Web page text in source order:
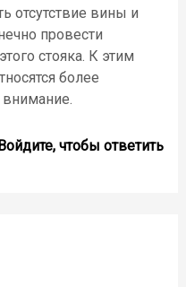
отсутствие вины и
провести
стояка. К этим
более
Войдите, чтобы ответить